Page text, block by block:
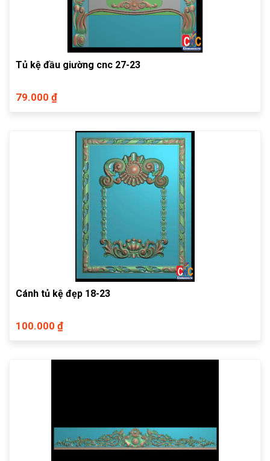
Tủ kệ đầu giường cnc 27-23
79.000 ₫
Cánh tủ kệ đẹp 18-23
100.000 ₫